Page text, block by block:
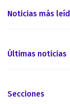
Noticias más
Últimas noticias
Secciones